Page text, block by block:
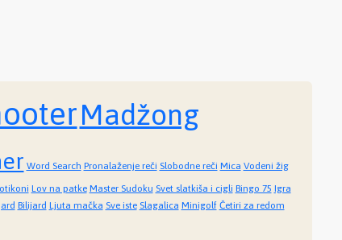
Madžong
Word Search Pronalaženje reči Slobodne reči Mica Vodeni žig
Lov na patke Master Sudoku Svet slatkiša i cigli Bingo 75 Igra
Bilijard Ljuta mačka Sve iste Slagalica Minigolf Četiri za redom